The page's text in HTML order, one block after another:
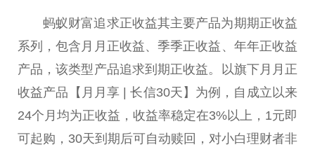
蚂蚁财富追求正收益其主要产品为期期正收益
系列，包含月月正收益、季季正收益、年年正收益
产品，该类型产品追求到期正收益。以旗下月月正
收益产品【月月享 | 长信30天】为例，自成立以来
24个月均为正收益，收益率稳定在3%以上，1元即
可起购，30天到期后可自动赎回，对小白理财者非